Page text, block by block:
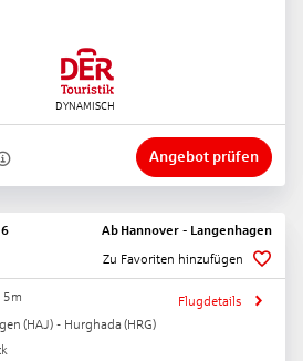
Angebot prüfen
Ab Hannover - Langenhagen
Zu Favoriten hinzufügen
5m
(HAJ) - Hurghada (HRG)
Flugdetails